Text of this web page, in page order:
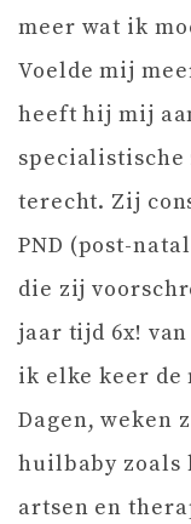
meer wat ik
Voelde mij
heeft hij mij
specialistische
terecht. Zij
PND (post-
die zij
jaar tijd 6x!
ik elke keer de
Dagen, weken
huilbaby zoals
artsen en